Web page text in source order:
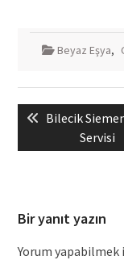
Beyaz Eşya,
gezinmesi
Previous
Bilecik
Servisi
Bir yanıt yazın
Yorum yapabilmek